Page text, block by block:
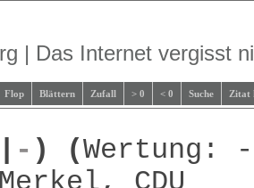
| Das Internet vergisst
Flop Blättern Zufall > 0 < 0 Suche Zitat
- ) (Wertung: -